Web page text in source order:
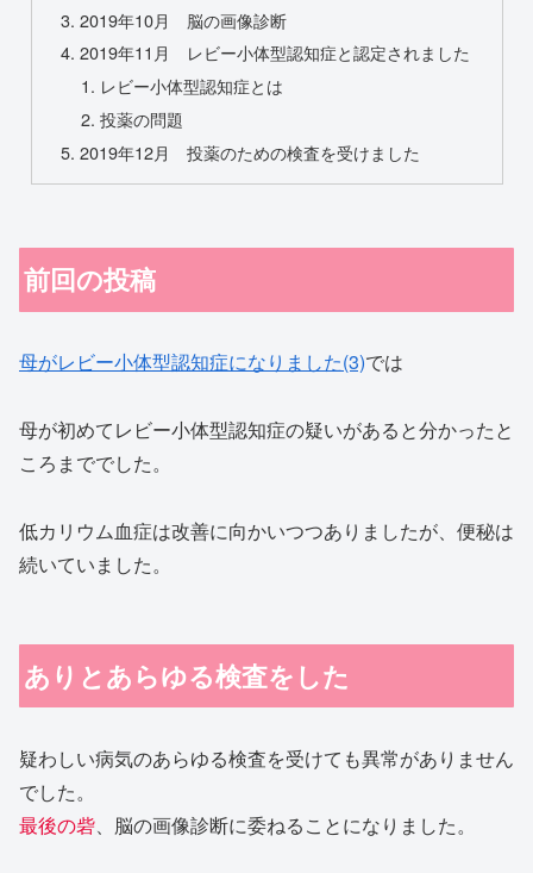
2019年10月 脳の画像診断
2019年11月 レビー小体型認知症と認定されました
レビー小体型認知症とは
投薬の問題
2019年12月 投薬のための検査を受けました
前回の投稿
母がレビー小体型認知症になりました(3)では
母が初めてレビー小体型認知症の疑いがあると分かったと
ころまででした。
低カリウム血症は改善に向かいつつありましたが、便秘は
続いていました。
ありとあらゆる検査をした
疑わしい病気のあらゆる検査を受けても異常がありません
でした。
最後の砦、脳の画像診断に委ねることになりました。